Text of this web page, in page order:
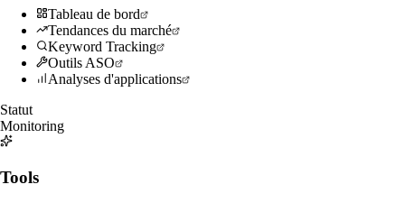
Tableau de bord
Tendances du marché
Keyword Tracking
Outils ASO
Analyses d'applications
Statut
Monitoring
Tools